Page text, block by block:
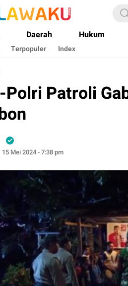
Maluku
Warta Anak Maluku
Daerah Hukum
Terpopuler Index
Patroli
15 Mei 2024 - 7:38 pm